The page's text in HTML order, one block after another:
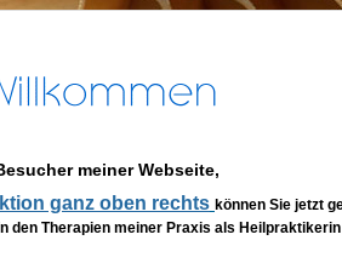
meiner Webseite,
ganz oben rechts können Sie jetzt
den Therapien meiner Praxis als